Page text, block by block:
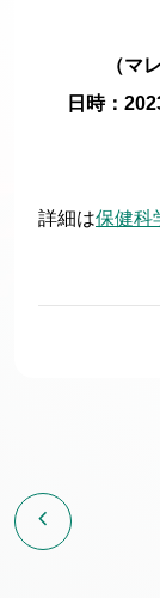
（マレー
日時：
詳細は保健科
chevron_left